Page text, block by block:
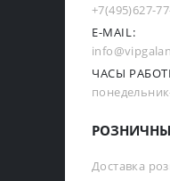
+7(495)627-
E-MAIL:
ЧАСЫ
Доставка